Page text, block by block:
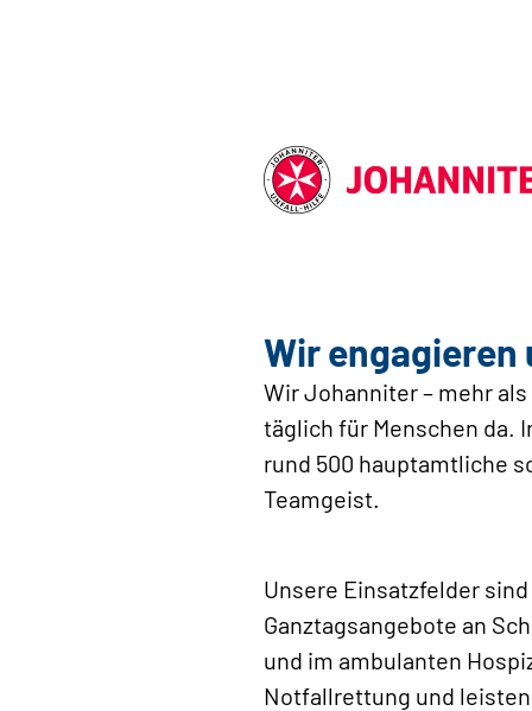
Wir engagieren
Wir Johanniter – mehr
täglich für Menschen da.
rund 500 hauptamtliche
Teamgeist.
Unsere Einsatzfelder
Ganztagsangebote an
und im ambulanten
Notfallrettung und